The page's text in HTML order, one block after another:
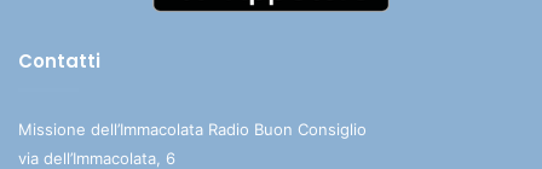
Contatti
Missione dell’Immacolata Radio Buon Consiglio
via dell’Immacolata, 6